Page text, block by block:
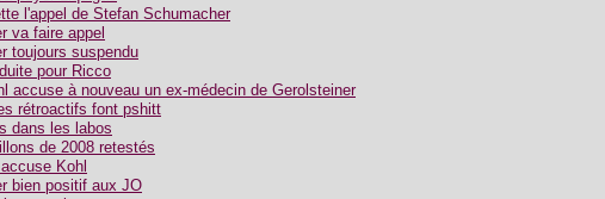
l'appel de Stefan Schumacher
va faire appel
toujours suspendu
pour Ricco
accuse à nouveau un ex-médecin de Gerolsteiner
rétroactifs font pshitt
dans les labos
de 2008 retestés
Kohl
bien positif aux JO